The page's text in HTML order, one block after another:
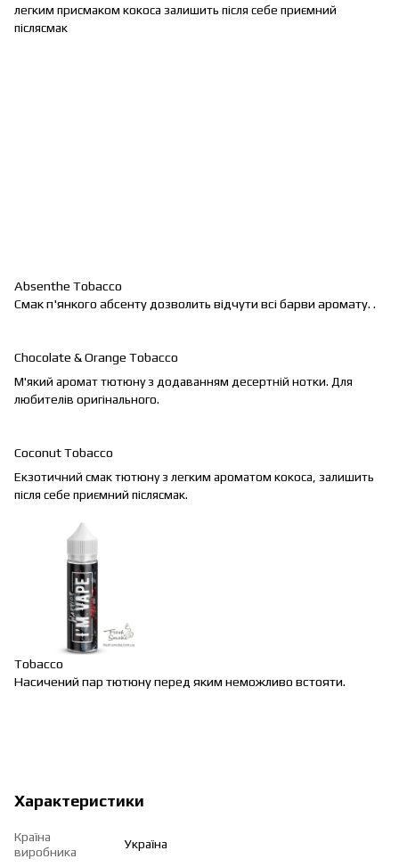
легким присмаком кокоса залишить після себе приємний
післясмак
Absenthe Tobacco
Смак п'янкого абсенту дозволить відчути всі барви аромату. .
Chocolate & Orange Tobacco
М'який аромат тютюну з додаванням десертній нотки. Для
любителів оригінального.
Coconut Tobacco
Екзотичний смак тютюну з легким ароматом кокоса, залишить
після себе приємний післясмак.
Tobacco
Насичений пар тютюну перед яким неможливо встояти.
Характеристики
Країна
виробника
Україна